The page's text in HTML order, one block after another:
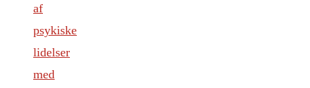
af
psykiske
lidelser
med